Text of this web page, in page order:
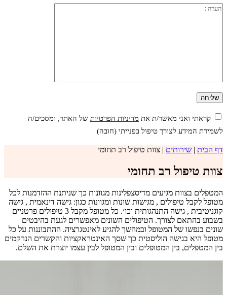
קראתי ואני מאשר/ת את מדיניות הפרטיות של האתר, ומסכים/ה
לשמירת המידע לצורך טיפול בפנייתי (חובה)
דף הבית | שירותים | צוות טיפול רב תחומי
צוות טיפול רב תחומי
המטפלים בצוות מגיעים מדיסצפלינות מגוונות כך שניתנת ההזדמנות לכל
מטופל לקבל טיפולים , מגישות שונות ומגוונות כגון: גישה דינאמית , גישה
קוגניטיבית , גישה התנהגותית וכו׳. כל מטופל מקבל 3 טיפולים פרטניים
בשבוע בהתאם לצורך. הטיפולים השונים מאפשרים לגעת בהיבטים
שונים בנפשו של המטופל ובמהשך להגיע לאינטגרציה. ההתבוננות על כל
מטופל היא בגישה הוליסטית כך שסך האינטראקציות והקשרים הנרקמים
בין המטפלים, בין המטופלים ובין המטופל לבין עצמו יוצרת את השלם.